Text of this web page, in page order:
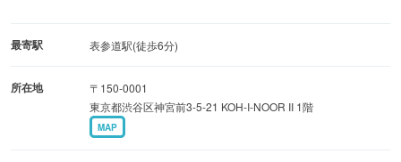
最寄駅 表参道駅(徒歩6分)
所在地
〒150-0001
東京都渋谷区神宮前3-5-21 KOH-I-NOOR II 1階
MAP